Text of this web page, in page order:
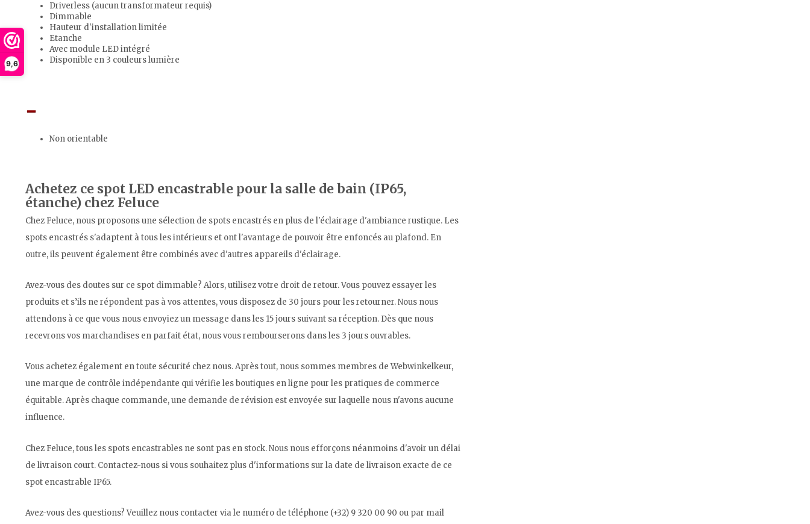
9,6
Driverless (aucun transformateur requis)
Dimmable
Hauteur d'installation limitée
Etanche
Avec module LED intégré
Disponible en 3 couleurs lumière
Non orientable
Achetez ce spot LED encastrable pour la salle de bain (IP65,
étanche) chez Feluce
Chez Feluce, nous proposons une sélection de spots encastrés en plus de l'éclairage d'ambiance rustique. Les
spots encastrés s'adaptent à tous les intérieurs et ont l'avantage de pouvoir être enfoncés au plafond. En
outre, ils peuvent également être combinés avec d'autres appareils d'éclairage.
Avez-vous des doutes sur ce spot dimmable? Alors, utilisez votre droit de retour. Vous pouvez essayer les
produits et s’ils ne répondent pas à vos attentes, vous disposez de 30 jours pour les retourner. Nous nous
attendons à ce que vous nous envoyiez un message dans les 15 jours suivant sa réception. Dès que nous
recevrons vos marchandises en parfait état, nous vous rembourserons dans les 3 jours ouvrables.
Vous achetez également en toute sécurité chez nous. Après tout, nous sommes membres de Webwinkelkeur,
une marque de contrôle indépendante qui vérifie les boutiques en ligne pour les pratiques de commerce
équitable. Après chaque commande, une demande de révision est envoyée sur laquelle nous n'avons aucune
influence.
Chez Feluce, tous les spots encastrables ne sont pas en stock. Nous nous efforçons néanmoins d'avoir un délai
de livraison court. Contactez-nous si vous souhaitez plus d'informations sur la date de livraison exacte de ce
spot encastrable IP65.
Avez-vous des questions? Veuillez nous contacter via le numéro de téléphone (+32) 9 320 00 90 ou par mail